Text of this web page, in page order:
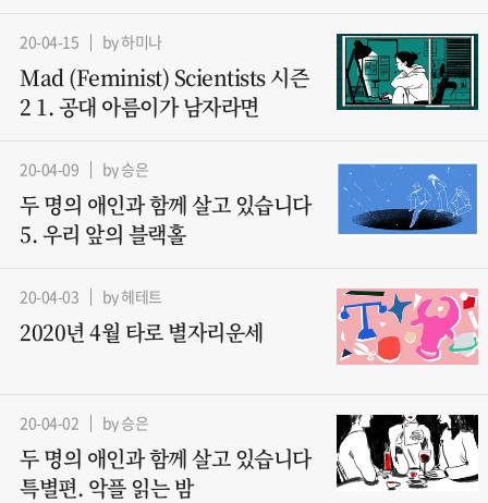
20-04-15 by 하미나
Mad (Feminist) Scientists 시즌
2 1. 공대 아름이가 남자라면
20-04-09 by 승은
두 명의 애인과 함께 살고 있습니다
5. 우리 앞의 블랙홀
20-04-03 by 헤테트
2020년 4월 타로 별자리운세
20-04-02 by 승은
두 명의 애인과 함께 살고 있습니다
특별편. 악플 읽는 밤